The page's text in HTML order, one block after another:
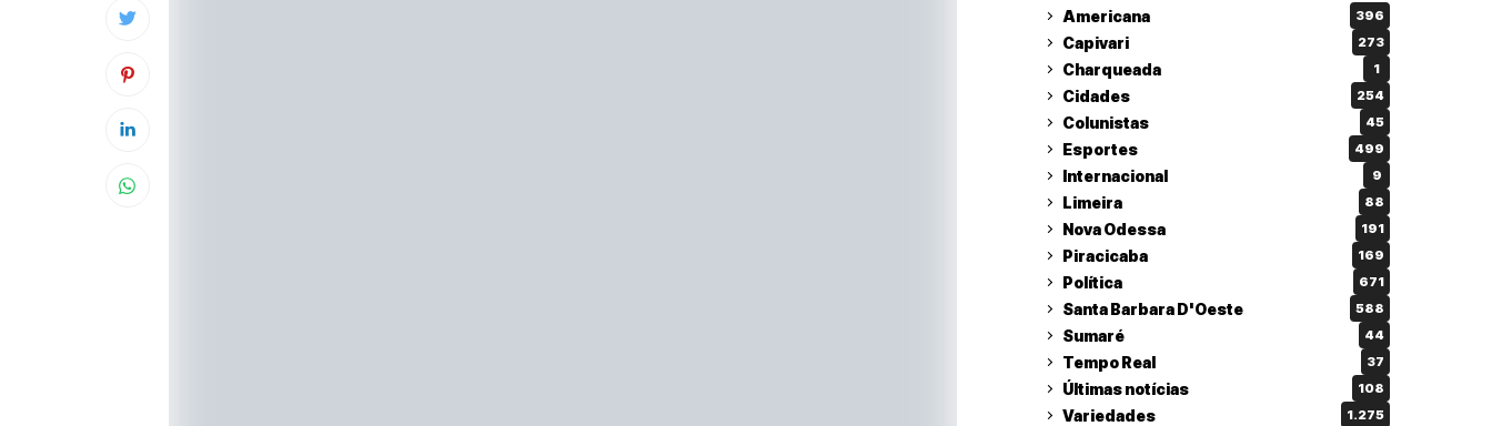
Americana 396
Capivari 273
Charqueada 1
Cidades 254
Colunistas 45
Esportes 499
Internacional 9
Limeira 88
Nova Odessa 191
Piracicaba 169
Política 671
Santa Barbara D'Oeste 588
Sumaré 44
Tempo Real 37
Últimas notícias 108
Variedades 1.275